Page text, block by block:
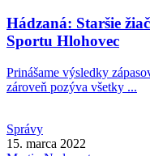
Hádzaná: Staršie
Sportu Hlohovec
Prinášame výsledky
zároveň pozýva všetky ...
Správy
15. marca 2022